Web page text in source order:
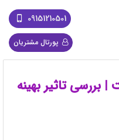
09151210501
پورتال مشتریان
بررسی تاثیر بهینه